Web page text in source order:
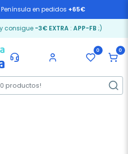
en pedidos +65€
consigue -3€ EXTRA: APP-FB ;)
0 0